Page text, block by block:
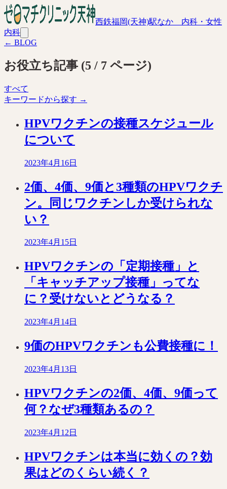
西鉄福岡(天神)駅なか 内科・女性
内科
← BLOG
お役立ち記事 (5 / 7 ページ)
すべて
キーワードから探す →
HPVワクチンの接種スケジュール
について
2023年4月16日
2価、4価、9価と3種類のHPVワクチ
ン。同じワクチンしか受けられな
い？
2023年4月15日
HPVワクチンの「定期接種」と
「キャッチアップ接種」ってな
に？受けないとどうなる？
2023年4月14日
9価のHPVワクチンも公費接種に！
2023年4月13日
HPVワクチンの2価、4価、9価って
何？なぜ3種類あるの？
2023年4月12日
HPVワクチンは本当に効くの？効
果はどのくらい続く？